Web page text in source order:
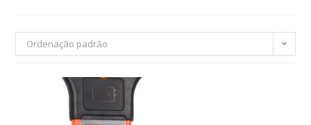
Ordenação padrão